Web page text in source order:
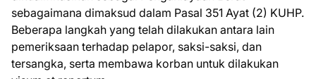
sebagaimana dimaksud dalam Pasal 351 Ayat (2) KUHP.
Beberapa langkah yang telah dilakukan antara lain
pemeriksaan terhadap pelapor, saksi-saksi, dan
tersangka, serta membawa korban untuk dilakukan